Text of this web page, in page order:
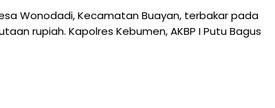
Wonodadi, Kecamatan Buayan, terbakar pada
rupiah. Kapolres Kebumen, AKBP I Putu Bagus